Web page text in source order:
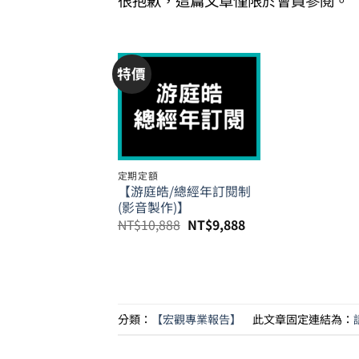
特價
定期定額
【游庭皓/總經年訂閱制
(影音製作)】
NT$10,888 原
始
NT$9,888目
前
分類： 【宏觀專業報告】 此文章固定連結為：